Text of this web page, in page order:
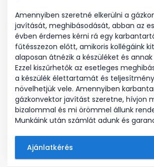
Amennyiben szeretné elkerülni a
javítását, meghibásodását, abban az
évben érdemes kérni rá egy
fűtésszezon előtt, amikoris kollégáink
alaposan átnézik a készüléket és
Ezzel kiszűrhetők az esetleges
a készülék élettartamát és
növelhetjük vele. Amennyiben
gázkonvektor javítást szeretne, hívjon
bizalommal és mi örömmel állunk
Munkáink után számlát adunk és
Ajánlatkérés